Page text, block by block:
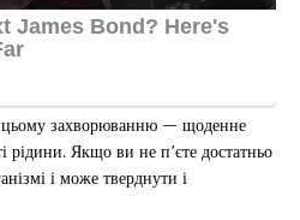
цьому захворюванню — щоденне
рідини. Якщо ви не п’єте достатньо
і може тверднути і